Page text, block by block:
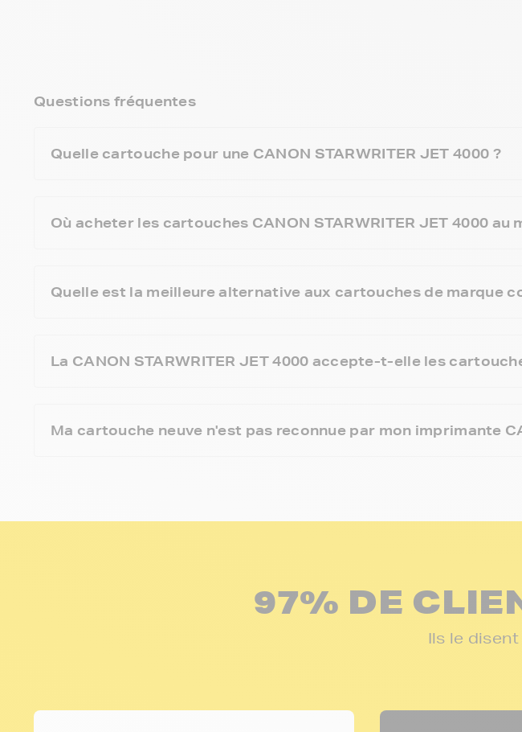
Questions fréquentes
Quelle cartouche pour une CANON STARWRITER JET 4000 ?
Où acheter les cartouches CANON STARWRITER JET 4000 au
Quelle est la meilleure alternative aux cartouches de marque
La CANON STARWRITER JET 4000 accepte-t-elle les
Ma cartouche neuve n'est pas reconnue par mon imprimante
97% DE
Ils le